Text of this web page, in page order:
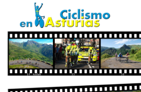
CICLISMO EN ASTURIAS